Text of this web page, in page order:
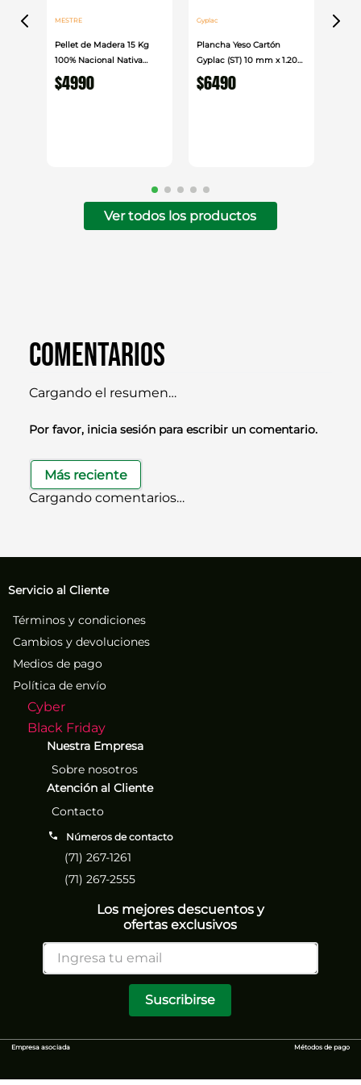
Su mayor potencia permite abastecer puntos de
consumo con estabilidad y seguridad,
MESTRE
Pellet de Madera 15 Kg
100% Nacional Nativa
Mestre
$4990
Gyplac
Plancha Yeso Cartón
Gyplac (ST) 10 mm x 1.20
cm x 2.40cm
$6490
Ver todos los productos
Comentarios
Cargando el resumen…
Por favor, inicia sesión para escribir un comentario.
Más reciente
Cargando comentarios…
Servicio al Cliente
Términos y condiciones
Cambios y devoluciones
Medios de pago
Política de envío
Cyber
Black Friday
Nuestra Empresa
Sobre nosotros
Atención al Cliente
Contacto
Números de contacto
(71) 267-1261
(71) 267-2555
Los mejores descuentos y
ofertas exclusivos
Suscribirse
Empresa asociada Métodos de pago